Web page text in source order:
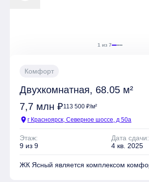
1 из 7
Комфорт
Двухкомнатная, 68.05 м²
7,7 млн ₽113 500 ₽/м²
location_on г Красноярск, Северное шоссе, д 50а
Этаж:
9 из 9
Дата сдачи:
4 кв. 2025
ЖК Ясный является комплексом